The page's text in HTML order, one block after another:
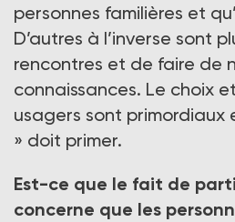
personnes familières et
D’autres à l’inverse sont
rencontres et de faire de
connaissances. Le choix
usagers sont primordiaux
» doit primer.
Est-ce que le fait de
concerne que les